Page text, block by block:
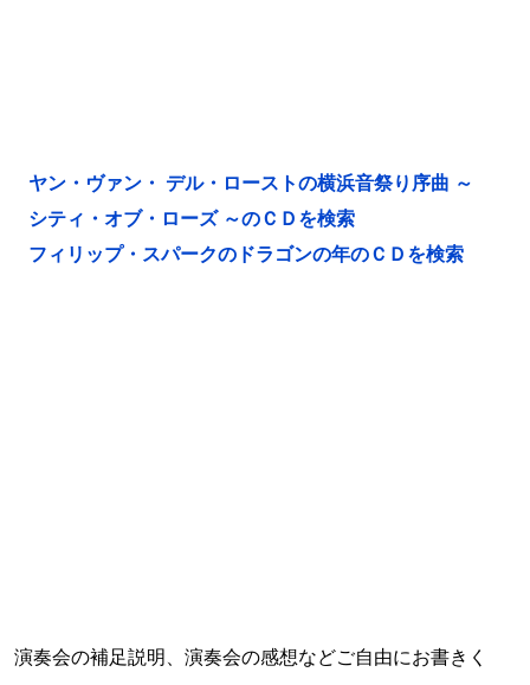
ヤン・ヴァン・ デル・ローストの横浜音祭り序曲 ～
シティ・オブ・ローズ ～のＣＤを検索
フィリップ・スパークのドラゴンの年のＣＤを検索
演奏会の補足説明、演奏会の感想などご自由にお書きく